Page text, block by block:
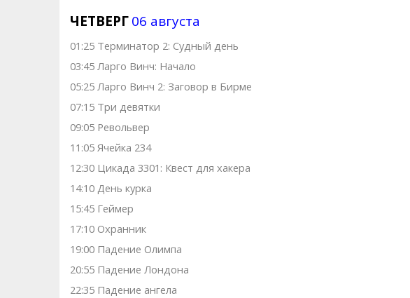
ЧЕТВЕРГ06 августа
01:25 Терминатор 2: Судный день
03:45 Ларго Винч: Начало
05:25 Ларго Винч 2: Заговор в Бирме
07:15 Три девятки
09:05 Револьвер
11:05 Ячейка 234
12:30 Цикада 3301: Квест для хакера
14:10 День курка
15:45 Геймер
17:10 Охранник
19:00 Падение Олимпа
20:55 Падение Лондона
22:35 Падение ангела